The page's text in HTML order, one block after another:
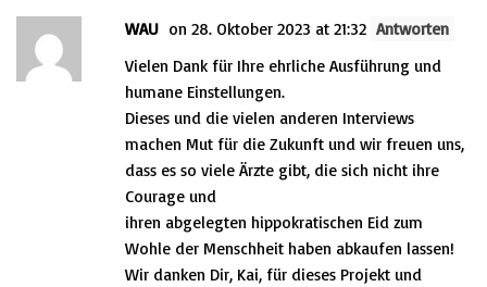
WAU on 28. Oktober 2023 at 21:32 Antworten
Vielen Dank für Ihre ehrliche Ausführung und
humane Einstellungen.
Dieses und die vielen anderen Interviews
machen Mut für die Zukunft und wir freuen uns,
dass es so viele Ärzte gibt, die sich nicht ihre
Courage und
ihren abgelegten hippokratischen Eid zum
Wohle der Menschheit haben abkaufen lassen!
Wir danken Dir, Kai, für dieses Projekt und